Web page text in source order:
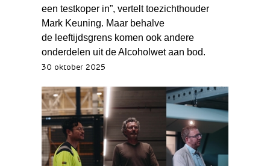
een testkoper in”, vertelt toezichthouder
Mark Keuning. Maar behalve
de leeftijdsgrens komen ook andere
onderdelen uit de Alcoholwet aan bod.
30 oktober 2025